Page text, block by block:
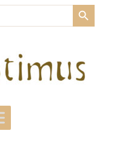
SEARCH BUTTON